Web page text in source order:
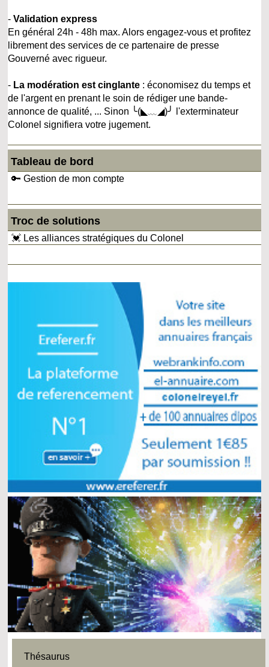
-Validation express
En général 24h - 48h max. Alors engagez-vous et profitez
librement des services de ce partenaire de presse
Gouverné avec rigueur.
- La modération est cinglante : économisez du temps et
de l'argent en prenant le soin de rédiger une bande-
annonce de qualité, ... Sinon ╰(◣﹏◢)╯ l'exterminateur
Colonel signifiera votre jugement.
Tableau de bord
🔑 Gestion de mon compte
Troc de solutions
💓 Les alliances stratégiques du Colonel
Thésaurus